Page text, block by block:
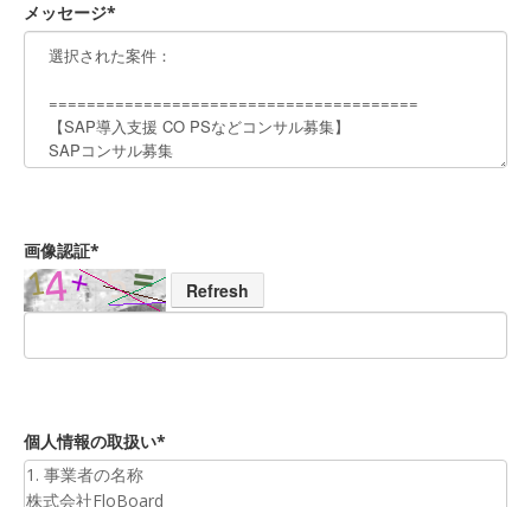
メッセージ*
画像認証*
Refresh
個人情報の取扱い*
1. 事業者の名称
株式会社FloBoard